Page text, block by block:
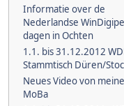
Informatie over de
Nederlandse
dagen in Ochten
1.1. bis 31.12.2012
Stammtisch Düren/
Neues Video von
MoBa